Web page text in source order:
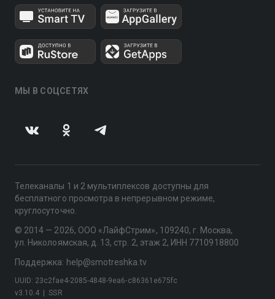
МЫ В СОЦСЕТЯХ
Телеканалы 1 и 2 мультиплексов доступны для
бесплатного просмотра в непрерывном режиме,
круглосуточно.
© 2014 — 2026, ООО «ЛайфСтрим», 109240, г. Москва,
ул. Николоямская, д. 13, стр. 2, этаж 2, ИНН 7710918800
Поддержка: help@smotreshka.tv
v3.10.4 SSR
UUID: 23c2fae4-2085-4848-9ea6-c86361e675fc